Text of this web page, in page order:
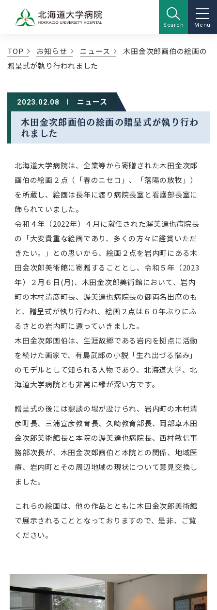
Search Menu
TOP お知らせ ニュース
木田金次郎画伯の絵画の
贈呈式が執り行われました
2023.02.08 ニュース
木田金次郎画伯の絵画の贈呈式が執り行わ
れました
北海道大学病院は、企業等から寄贈された木田金次郎
画伯の絵画２点（「春のニセコ」、「落陽の放牧」）
を所蔵し、絵画は長年に渡り病院長室と看護部長室に
飾られていました。
令和４年（2022年）４月に就任された渥美達也病院長
の「大変貴重な絵画であり、多くの方々に鑑賞いただ
きたい。」との思いから、絵画２点を岩内町にある木
田金次郎美術館に寄贈することとし、令和５年（2023
年）２月６日(月)、木田金次郎美術館において、岩内
町の木村清彦町長、渥美達也病院長の御両名出席のも
と、贈呈式が執り行われ、絵画２点は６０年ぶりにふ
るさとの岩内町に還っていきました。
木田金次郎画伯は、生涯故郷である岩内を拠点に活動
を続けた画家で、有島武郎の小説「生れ出づる悩み」
のモデルとして知られる人物であり、北海道大学、北
海道大学病院とも非常に縁が深い方です。
贈呈式の後には懇談の場が設けられ、岩内町の木村清
彦町長、三浦宣彦教育長、久崎教育部長、岡部卓木田
金次郎美術館長と本院の渥美達也病院長、西村敏信事
務部次長が、木田金次郎画伯と本院との関係、地域医
療、岩内町とその周辺地域の現状について意見交換し
ました。
これらの絵画は、他の作品とともに木田金次郎美術館
で展示されることとなっておりますので、是非、ご覧
ください。